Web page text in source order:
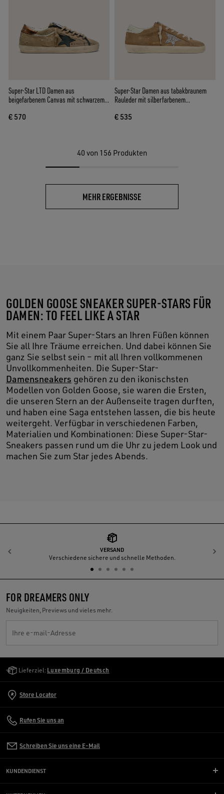
Super-Star LTD Damen aus
beigefarbenem Canvas mit schwarzem
€ 570
Super-Star Damen aus tabakbraunem
Rauleder mit silberfarbenem
€ 535
40 von 156 Produkten
MEHR ERGEBNISSE
GOLDEN GOOSE SNEAKER SUPER-STARS FÜR
DAMEN: TO FEEL LIKE A STAR
Mit einem Paar Super-Stars an Ihren Füßen können
Sie all Ihre Träume erreichen. Und dabei können Sie
ganz Sie selbst sein – mit all Ihren vollkommenen
Unvollkommenheiten. Die Super-Star-
Damensneakers gehören zu den ikonischsten
Modellen von Golden Goose, sie waren die Ersten,
die unseren Stern an der Außenseite tragen durften,
und haben eine Saga entstehen lassen, die bis heute
weitergeht. Verfügbar in verschiedenen Farben,
Materialien und Kombinationen: Diese Super-Star-
Sneakers passen rund um die Uhr zu jedem Look und
machen Sie zum Star jedes Abends.
VERSAND
Verschiedene sichere und schnelle Methoden.
Zurück
FOR DREAMERS ONLY
Neuigkeiten, Previews und vieles mehr.
Ihre e-mail-Adresse
Lieferziel: Luxemburg / Deutsch
Store Locator
Rufen Sie uns an
Schreiben Sie uns eine E-Mail
KUNDENDIENST